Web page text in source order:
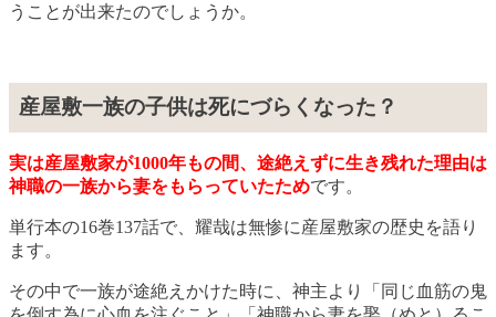
うことが出来たのでしょうか。
産屋敷一族の子供は死にづらくなった？
実は産屋敷家が1000年もの間、途絶えずに生き残れた理由は
神職の一族から妻をもらっていたためです。
単行本の16巻137話で、耀哉は無惨に産屋敷家の歴史を語り
ます。
その中で一族が途絶えかけた時に、神主より「同じ血筋の鬼